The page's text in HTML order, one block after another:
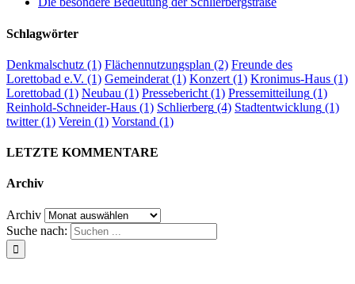
Schlagwörter
Denkmalschutz (1) Flächennutzungsplan (2) Freunde des
Lorettobad e.V. (1) Gemeinderat (1) Konzert (1) Kronimus-Haus (1)
Lorettobad (1) Neubau (1) Pressebericht (1) Pressemitteilung (1)
Reinhold-Schneider-Haus (1) Schlierberg (4) Stadtentwicklung (1)
twitter(1) Verein (1) Vorstand (1)
LETZTE KOMMENTARE
Archiv
Archiv
Suche nach: